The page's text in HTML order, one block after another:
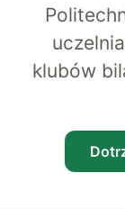
klubów